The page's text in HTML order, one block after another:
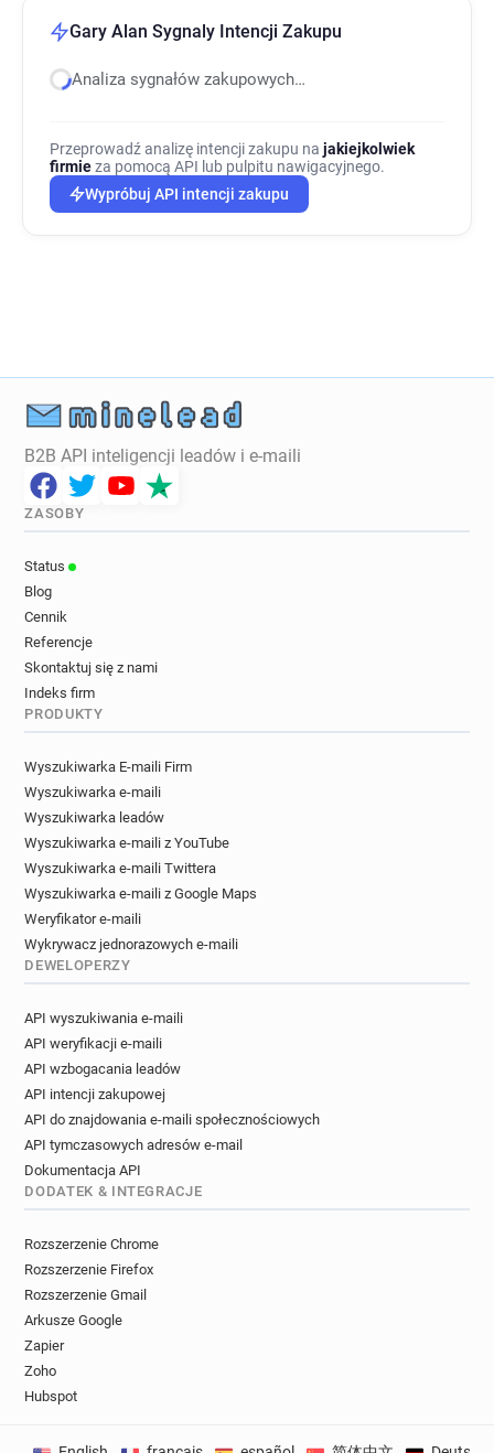
Gary Alan Sygnaly Intencji Zakupu
Analiza sygnałów zakupowych…
Przeprowadź analizę intencji zakupu na jakiejkolwiek
firmieza pomocą API lub pulpitu nawigacyjnego.
Wypróbuj API intencji zakupu
B2B API inteligencji leadów i e-maili
ZASOBY
Status
Blog
Cennik
Referencje
Skontaktuj się z nami
Indeks firm
PRODUKTY
Wyszukiwarka E-maili Firm
Wyszukiwarka e-maili
Wyszukiwarka leadów
Wyszukiwarka e-maili z YouTube
Wyszukiwarka e-maili Twittera
Wyszukiwarka e-maili z Google Maps
Weryfikator e-maili
Wykrywacz jednorazowych e-maili
DEWELOPERZY
API wyszukiwania e-maili
API weryfikacji e-maili
API wzbogacania leadów
API intencji zakupowej
API do znajdowania e-maili społecznościowych
API tymczasowych adresów e-mail
Dokumentacja API
DODATEK & INTEGRACJE
Rozszerzenie Chrome
Rozszerzenie Firefox
Rozszerzenie Gmail
Arkusze Google
Zapier
Zoho
Hubspot